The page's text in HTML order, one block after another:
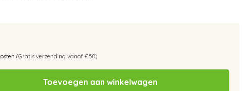
(Gratis verzending vanaf €50)
Toevoegen aan winkelwagen